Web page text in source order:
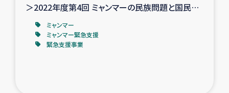
レバノンでのシリア難民への教育支援事業
レバノンでのシリア難民・レバノン人への農業支援
＞2022年度第4回 ミャンマーの民族問題と国民統
合：カヤー（カレンニー）世界から
ミャンマー
ミャンマー緊急支援
緊急支援事業